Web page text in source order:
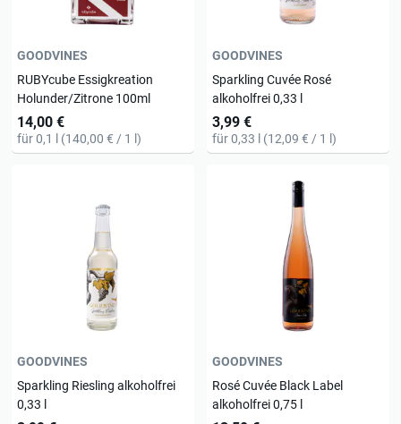
GOODVINES
RUBYcube Essigkreation
Holunder/Zitrone 100ml
14,00 €
für 0,1 l (140,00 € / 1 l)
GOODVINES
Sparkling Cuvée Rosé
alkoholfrei 0,33 l
3,99 €
für 0,33 l (12,09 € / 1 l)
GOODVINES
Sparkling Riesling alkoholfrei
0,33 l
GOODVINES
Rosé Cuvée Black Label
alkoholfrei 0,75 l